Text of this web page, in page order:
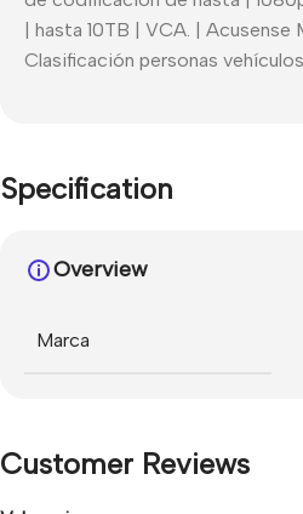
| hasta 10TB | VCA. |
Clasificación personas
Specification
Overview
Marca
Customer Reviews